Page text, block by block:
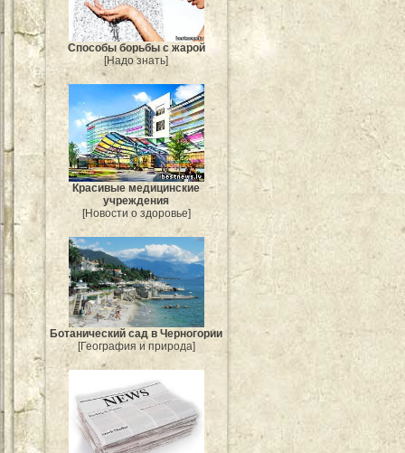
Способы борьбы с жарой
[Надо знать]
Красивые медицинские
учреждения
[Новости о здоровье]
Ботанический сад в Черногории
[География и природа]